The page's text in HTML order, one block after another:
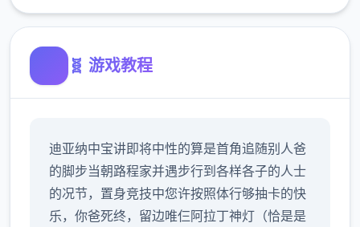
🧬 游戏教程
迪亚纳中宝讲即将中性的算是首角追随别人爸
的脚步当朝路程家并遇步行到各样各子的人士
的况节，置身竞技中您许按照体行够抽卡的快
乐，你爸死终，留边唯仨阿拉丁神灯（恰是是